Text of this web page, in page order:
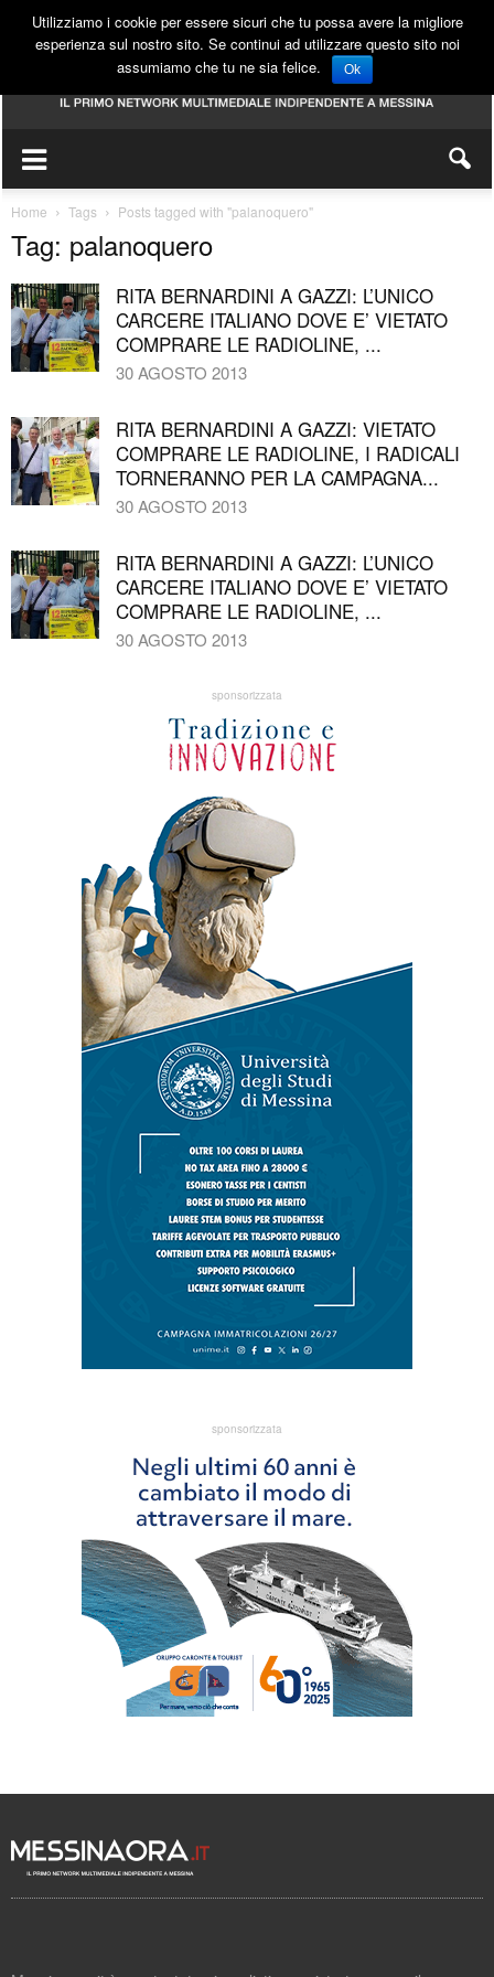
Home Tags Posts tagged with "palanoquero"
Tag: palanoquero
RITA BERNARDINI A GAZZI: L’UNICO
CARCERE ITALIANO DOVE E’ VIETATO
COMPRARE LE RADIOLINE, ...
30 AGOSTO 2013
RITA BERNARDINI A GAZZI: VIETATO
COMPRARE LE RADIOLINE, I RADICALI
TORNERANNO PER LA CAMPAGNA...
30 AGOSTO 2013
RITA BERNARDINI A GAZZI: L’UNICO
CARCERE ITALIANO DOVE E’ VIETATO
COMPRARE LE RADIOLINE, ...
30 AGOSTO 2013
sponsorizzata
sponsorizzata
Utilizziamo i cookie per essere sicuri che tu possa avere la migliore
esperienza sul nostro sito. Se continui ad utilizzare questo sito noi
assumiamo che tu ne sia felice.
Ok